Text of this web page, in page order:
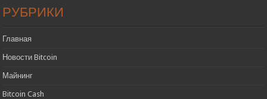
РУБРИКИ
Главная
Новости Bitcoin
Майнинг
Bitcoin Cash